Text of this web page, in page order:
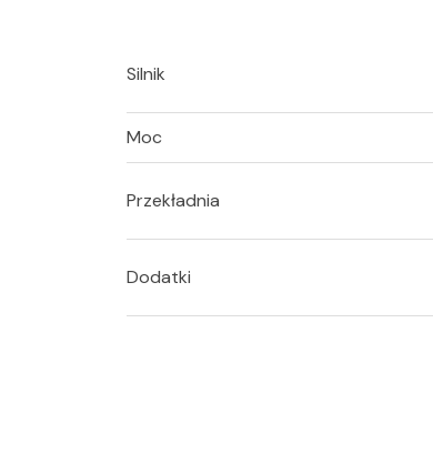
Silnik
Moc
Przekładnia
Dodatki